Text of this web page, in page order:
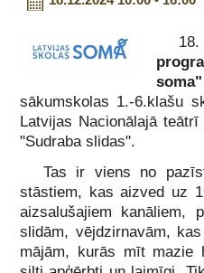
soma"
sākumskolas 1.-6.klašu
Latvijas Nacionālajā
"Sudraba slidas".
Tas ir viens no
stāstiem, kas aizved uz
aizsalušajiem kanāliem,
slidām, vējdzirnavām,
mājām, kurās mīt mazie